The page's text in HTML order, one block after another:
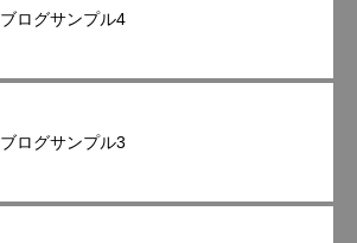
ブログサンプル4
ブログサンプル3